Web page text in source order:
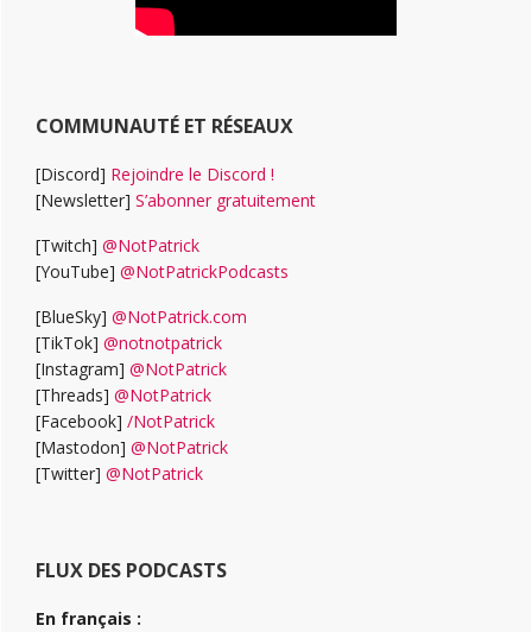
COMMUNAUTÉ ET RÉSEAUX
[Discord] Rejoindre le Discord !
[Newsletter] S’abonner gratuitement
[Twitch] @NotPatrick
[YouTube] @NotPatrickPodcasts
[BlueSky] @NotPatrick.com
[TikTok] @notnotpatrick
[Instagram] @NotPatrick
[Threads] @NotPatrick
[Facebook] /NotPatrick
[Mastodon] @NotPatrick
[Twitter] @NotPatrick
FLUX DES PODCASTS
En français :